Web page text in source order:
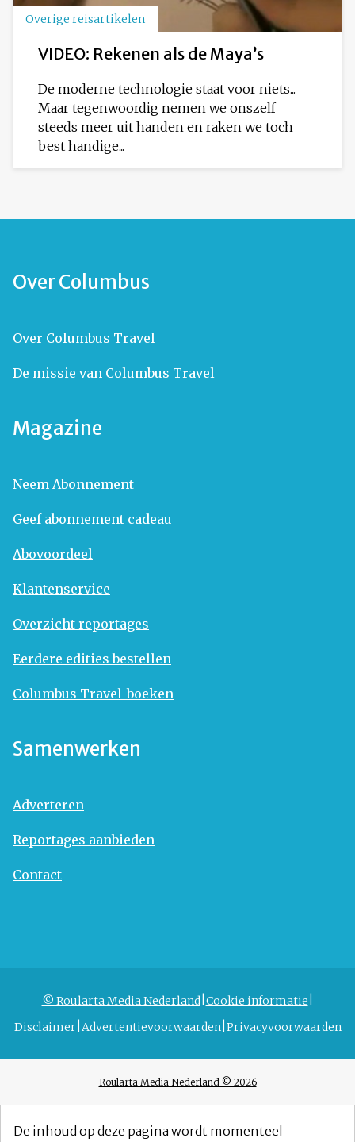
Overige reisartikelen
VIDEO: Rekenen als de Maya’s
De moderne technologie staat voor niets...
Maar tegenwoordig nemen we onszelf
steeds meer uit handen en raken we toch
best handige...
Over Columbus
Over Columbus Travel
De missie van Columbus Travel
Magazine
Neem Abonnement
Geef abonnement cadeau
Abovoordeel
Klantenservice
Overzicht reportages
Eerdere edities bestellen
Columbus Travel-boeken
Samenwerken
Adverteren
Reportages aanbieden
Contact
© Roularta Media Nederland Cookie informatie
Disclaimer Advertentievoorwaarden Privacyvoorwaarden
Roularta Media Nederland © 2026
De inhoud op deze pagina wordt momenteel